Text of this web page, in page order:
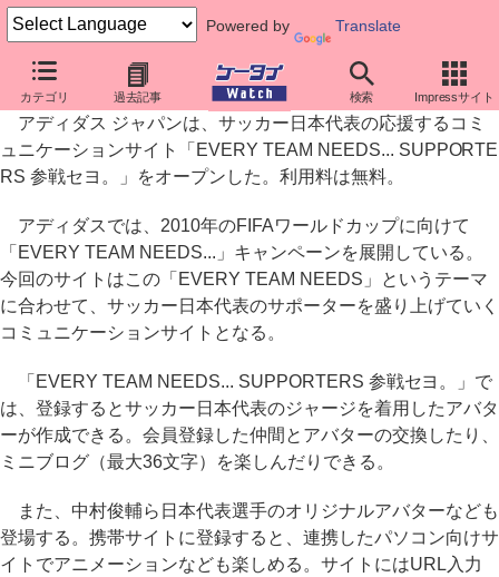
Powered by Translate
カテゴリ 過去記事 検索 Impressサイト
adidas、サッカー日本代表のサポーター向けアバターサイト
アディダス ジャパンは、サッカー日本代表の応援するコミ
ュニケーションサイト「EVERY TEAM NEEDS... SUPPORTE
RS 参戦セヨ。」をオープンした。利用料は無料。
アディダスでは、2010年のFIFAワールドカップに向けて
「EVERY TEAM NEEDS...」キャンペーンを展開している。
今回のサイトはこの「EVERY TEAM NEEDS」というテーマ
に合わせて、サッカー日本代表のサポーターを盛り上げていく
コミュニケーションサイトとなる。
「EVERY TEAM NEEDS... SUPPORTERS 参戦セヨ。」で
は、登録するとサッカー日本代表のジャージを着用したアバタ
ーが作成できる。会員登録した仲間とアバターの交換したり、
ミニブログ（最大36文字）を楽しんだりできる。
また、中村俊輔ら日本代表選手のオリジナルアバターなども
登場する。携帯サイトに登録すると、連携したパソコン向けサ
イトでアニメーションなども楽しめる。サイトにはURL入力